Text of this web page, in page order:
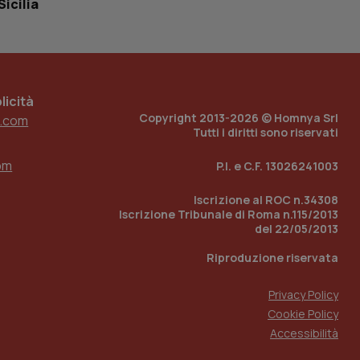
Copyright 2013-2026 © Homnya Srl
Tutti i diritti sono riservati
P.I. e C.F. 13026241003
Iscrizione al ROC n.34308
Iscrizione Tribunale di Roma n.115/2013
del 22/05/2013
Riproduzione riservata
Privacy Policy
Cookie Policy
Accessibilità
di
la gestione
per abilitare il